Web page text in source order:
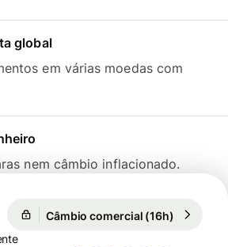
global
em várias moedas com
nem câmbio inflacionado.
Câmbio comercial (16h)